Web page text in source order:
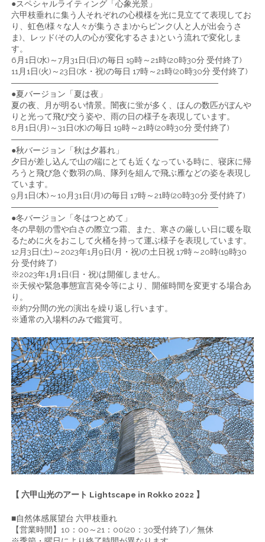
●スペシャルライティング「心象光景」
六甲枝垂れに集う人それぞれの心模様を光に見立てて表現してお
り、虹色(様々な人々が集うさま)からピンク(人と人が出会うさ
ま)、レッド(その人の心が変化するさま)という流れで変化しま
す。
6月1日(水)～7月31日(日)の毎日 19時～21時(20時30分 受付終了)
11月1日(火)～23日(水・祝)の毎日 17時～21時(20時30分 受付終了)
―――――――――――――――――――――――――
●夏バージョン「夏は夜」
夏の夜、月が明るい情景。闇夜に蛍が多く、ほんの数匹がぼんや
りと光って飛び交う姿や、雨の日の様子を表現しています。
8月1日(月)～31日(水)の毎日 19時～21時(20時30分 受付終了)
―――――――――――――――――――――――――
●秋バージョン「秋は夕暮れ」
夕日が差し込んで山の端にとても近くなっている時に、寝床に帰
ろうと飛び急ぐ数羽の烏、隊列を組んで飛ぶ雁などの姿を表現し
ています。
9月1日(木)～10月31日(月)の毎日 17時～21時(20時30分 受付終了)
―――――――――――――――――――――――――
●冬バージョン「冬はつとめて」
冬の早朝の雪や白さの際立つ霜、また、寒さの厳しい日に暖を取
るために火をおこして火桶を持って運ぶ様子を表現しています。
12月3日(土)～2023年1月9日(月・祝)の土日祝 17時～20時(19時30
分 受付終了)
※2023年1月1日(日・祝)は開催しません。
※天候や緊急事態宣言発令等により、開催時間を変更する場合あ
り。
※約7分間の光の演出を繰り返し行います。
※通常の入場料のみで鑑賞可。
【 六甲山光のアート Lightscape in Rokko 2022 】
■自然体感展望台 六甲枝垂れ
【営業時間】10：00～21：00(20：30受付終了)／無休